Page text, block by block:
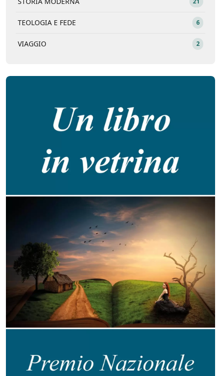
TEOLOGIA E FEDE 6
VIAGGIO 2